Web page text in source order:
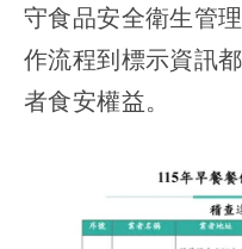
守食品安全衛生管
作流程到標示資訊
者食安權益。